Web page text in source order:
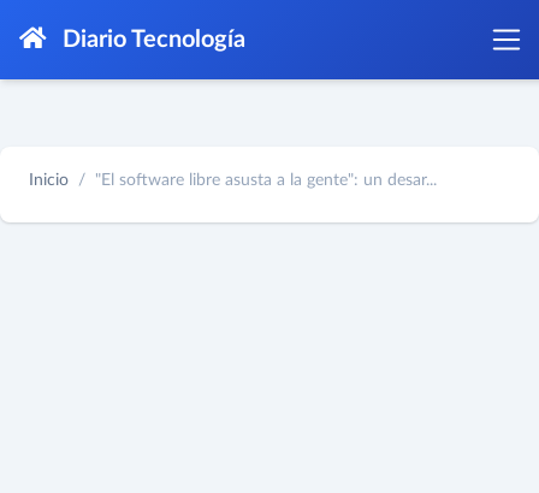
Diario Tecnología
Inicio "El software libre asusta a la gente": un desar...